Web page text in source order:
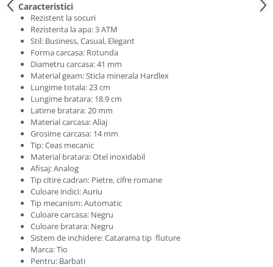
Caracteristici
Rezistent la socuri
Rezistenta la apa: 3 ATM
Stil: Business, Casual, Elegant
Forma carcasa: Rotunda
Diametru carcasa: 41 mm
Material geam: Sticla minerala Hardlex
Lungime totala: 23 cm
Lungime bratara: 18.9 cm
Latime bratara: 20 mm
Material carcasa: Aliaj
Grosime carcasa: 14 mm
Tip: Ceas mecanic
Material bratara: Otel inoxidabil
Afisaj: Analog
Tip citire cadran: Pietre, cifre romane
Culoare indici: Auriu
Tip mecanism: Automatic
Culoare carcasa: Negru
Culoare bratara: Negru
Sistem de inchidere: Catarama tip fluture
Marca: Tio
Pentru: Barbati